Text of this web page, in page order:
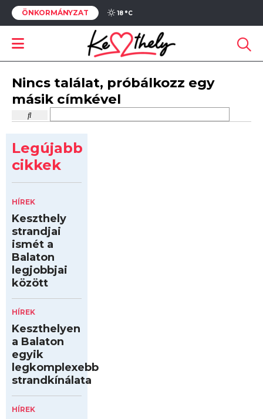
ÖNKORMÁNYZAT 18 °C
Nincs találat, próbálkozz egy
másik címkével
Legújabb
cikkek
HÍREK
Keszthely
strandjai
ismét a
Balaton
legjobbjai
között
HÍREK
Keszthelyen
a Balaton
egyik
legkomplexebb
strandkínálata
HÍREK